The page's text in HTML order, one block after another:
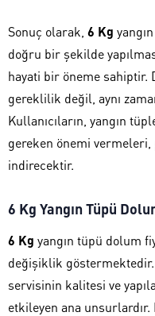
Sonuç olarak, 6 Kg
doğru bir şekilde
hayati bir öneme
gereklilik değil, aynı
Kullanıcıların, yangın
gereken önemi
indirecektir.
6 Kg Yangın Tüpü
6 Kg yangın tüpü dolum
değişiklik göstermektedir.
servisinin kalitesi ve
etkileyen ana